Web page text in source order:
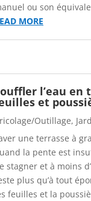
ou son
MORE
l’eau en
et
Outillage,
une terrasse à
la pente est
stagner et à moins
plus qu’à tout
feuilles et la